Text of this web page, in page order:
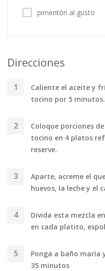
pimentón al gusto
Direcciones
Caliente el aceite y
tocino por 5 minutos.
Coloque porciones
tocino en 4 platos
reserve.
Aparte, acreme el
huevos, la leche y el
Divida esta mezcla
en cada platito,
Ponga a baño maría
35 minutos